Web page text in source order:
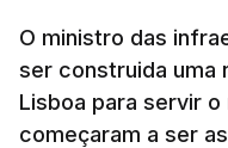
O ministro das
ser construida uma
Lisboa para servir
começaram a ser